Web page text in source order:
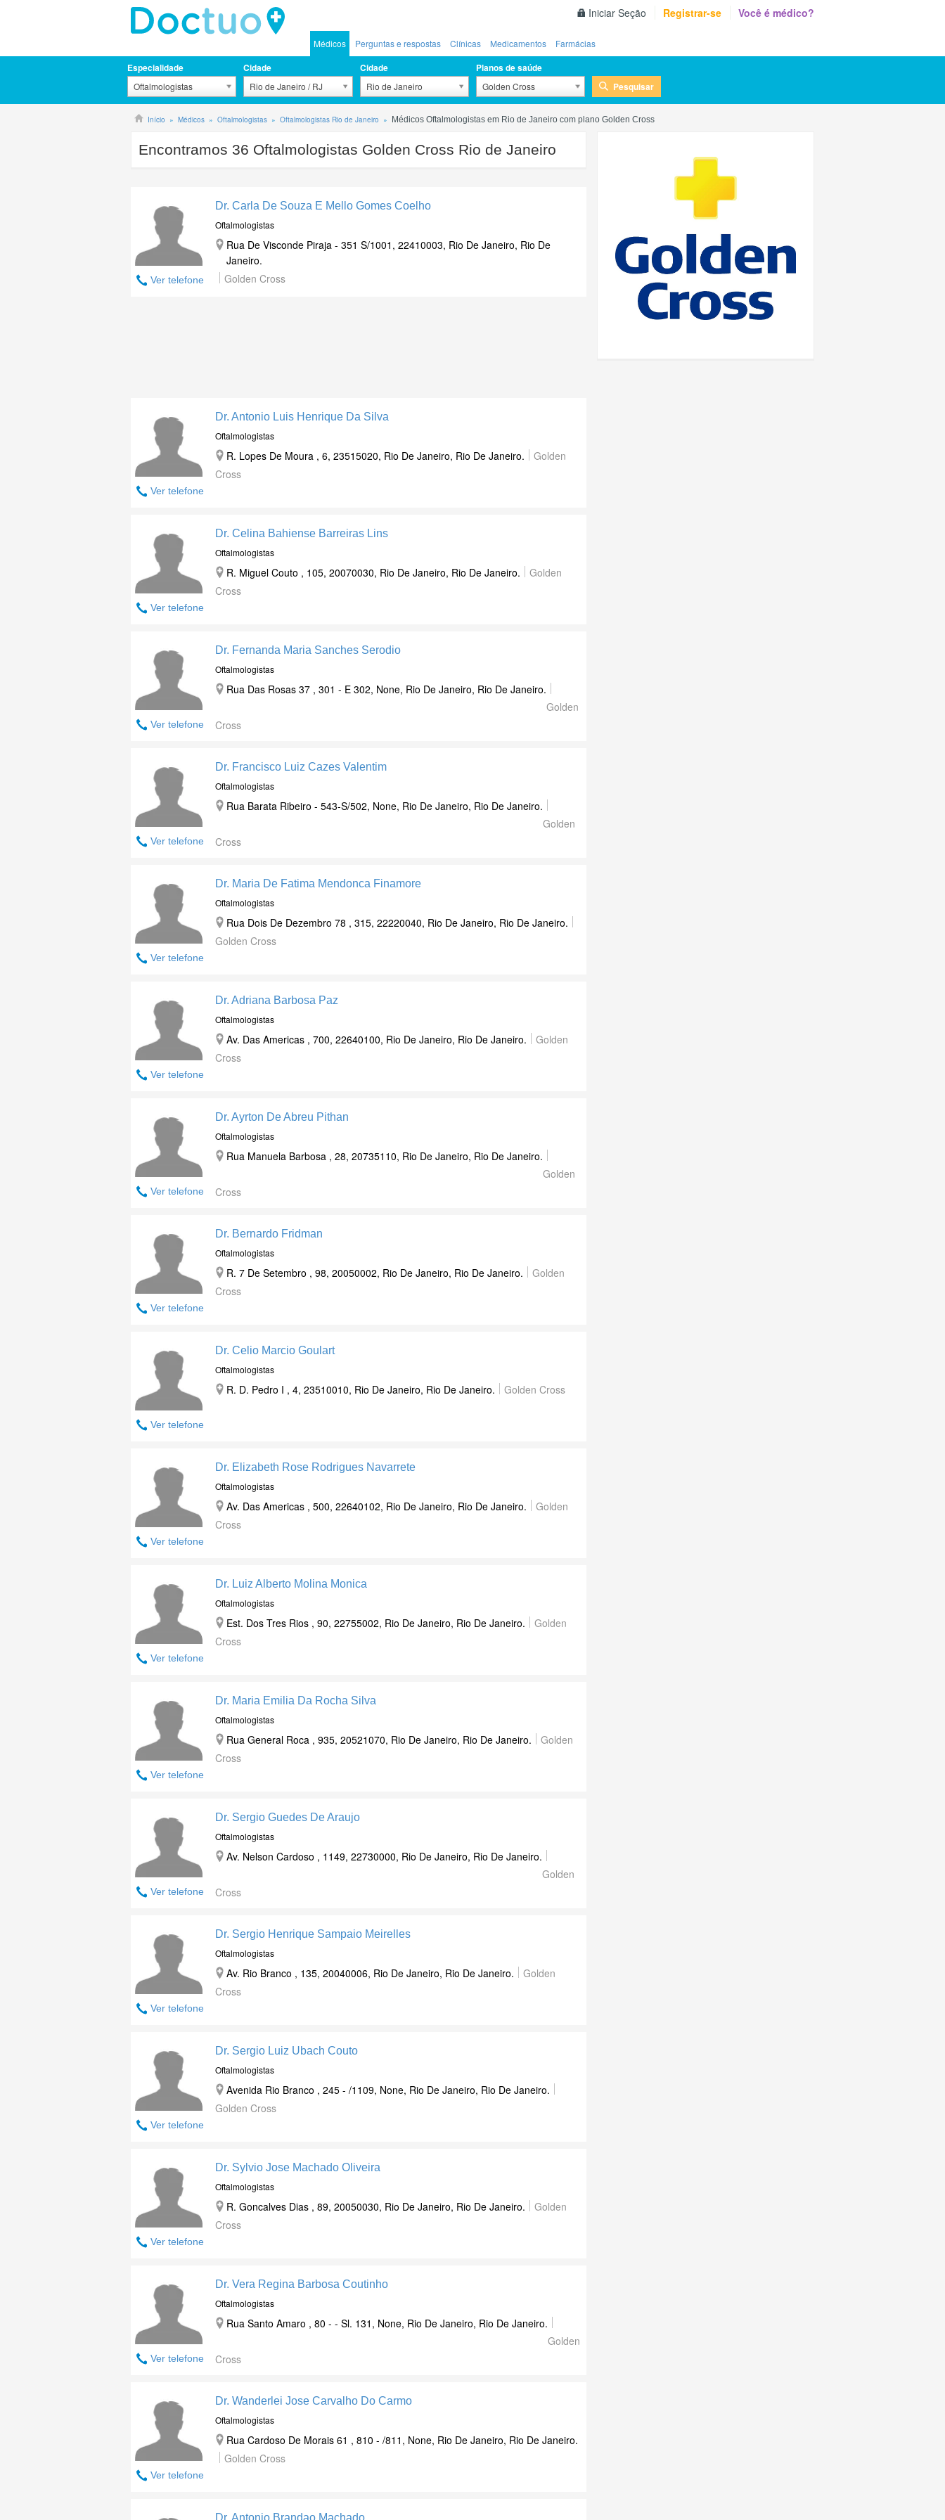
Iniciar Seção Registrar-se Você é médico?
Médicos Perguntas e respostas Clínicas Medicamentos Farmácias
Especialidade
Oftalmologistas
Cidade
Rio de Janeiro / RJ
Cidade
Rio de Janeiro
Planos de saúde
Golden Cross Pesquisar
Início Médicos Oftalmologistas Oftalmologistas Rio de Janeiro Médicos Oftalmologistas em Rio de Janeiro com plano Golden Cross
Encontramos 36 Oftalmologistas Golden Cross Rio de Janeiro
Ver telefone
Dr. Carla De Souza E Mello Gomes Coelho
Oftalmologistas
Rua De Visconde Piraja - 351 S/1001, 22410003, Rio De Janeiro, Rio De
Janeiro.
Golden Cross
Ver telefone
Dr. Antonio Luis Henrique Da Silva
Oftalmologistas
R. Lopes De Moura , 6, 23515020, Rio De Janeiro, Rio De Janeiro.
Golden
Cross
Ver telefone
Dr. Celina Bahiense Barreiras Lins
Oftalmologistas
R. Miguel Couto , 105, 20070030, Rio De Janeiro, Rio De Janeiro.
Golden
Cross
Ver telefone
Dr. Fernanda Maria Sanches Serodio
Oftalmologistas
Rua Das Rosas 37 , 301 - E 302, None, Rio De Janeiro, Rio De Janeiro.
Golden
Cross
Ver telefone
Dr. Francisco Luiz Cazes Valentim
Oftalmologistas
Rua Barata Ribeiro - 543-S/502, None, Rio De Janeiro, Rio De Janeiro.
Golden
Cross
Ver telefone
Dr. Maria De Fatima Mendonca Finamore
Oftalmologistas
Rua Dois De Dezembro 78 , 315, 22220040, Rio De Janeiro, Rio De Janeiro.
Golden Cross
Ver telefone
Dr. Adriana Barbosa Paz
Oftalmologistas
Av. Das Americas , 700, 22640100, Rio De Janeiro, Rio De Janeiro.
Golden
Cross
Ver telefone
Dr. Ayrton De Abreu Pithan
Oftalmologistas
Rua Manuela Barbosa , 28, 20735110, Rio De Janeiro, Rio De Janeiro.
Golden
Cross
Ver telefone
Dr. Bernardo Fridman
Oftalmologistas
R. 7 De Setembro , 98, 20050002, Rio De Janeiro, Rio De Janeiro.
Golden
Cross
Ver telefone
Dr. Celio Marcio Goulart
Oftalmologistas
R. D. Pedro I , 4, 23510010, Rio De Janeiro, Rio De Janeiro. Golden Cross
Ver telefone
Dr. Elizabeth Rose Rodrigues Navarrete
Oftalmologistas
Av. Das Americas , 500, 22640102, Rio De Janeiro, Rio De Janeiro.
Golden
Cross
Ver telefone
Dr. Luiz Alberto Molina Monica
Oftalmologistas
Est. Dos Tres Rios , 90, 22755002, Rio De Janeiro, Rio De Janeiro.
Golden
Cross
Ver telefone
Dr. Maria Emilia Da Rocha Silva
Oftalmologistas
Rua General Roca , 935, 20521070, Rio De Janeiro, Rio De Janeiro.
Golden
Cross
Ver telefone
Dr. Sergio Guedes De Araujo
Oftalmologistas
Av. Nelson Cardoso , 1149, 22730000, Rio De Janeiro, Rio De Janeiro.
Golden
Cross
Ver telefone
Dr. Sergio Henrique Sampaio Meirelles
Oftalmologistas
Av. Rio Branco , 135, 20040006, Rio De Janeiro, Rio De Janeiro.
Golden
Cross
Ver telefone
Dr. Sergio Luiz Ubach Couto
Oftalmologistas
Avenida Rio Branco , 245 - /1109, None, Rio De Janeiro, Rio De Janeiro.
Golden Cross
Ver telefone
Dr. Sylvio Jose Machado Oliveira
Oftalmologistas
R. Goncalves Dias , 89, 20050030, Rio De Janeiro, Rio De Janeiro.
Golden
Cross
Ver telefone
Dr. Vera Regina Barbosa Coutinho
Oftalmologistas
Rua Santo Amaro , 80 - - Sl. 131, None, Rio De Janeiro, Rio De Janeiro.
Golden
Cross
Ver telefone
Dr. Wanderlei Jose Carvalho Do Carmo
Oftalmologistas
Rua Cardoso De Morais 61 , 810 - /811, None, Rio De Janeiro, Rio De Janeiro.
Golden Cross
Dr. Antonio Brandao Machado